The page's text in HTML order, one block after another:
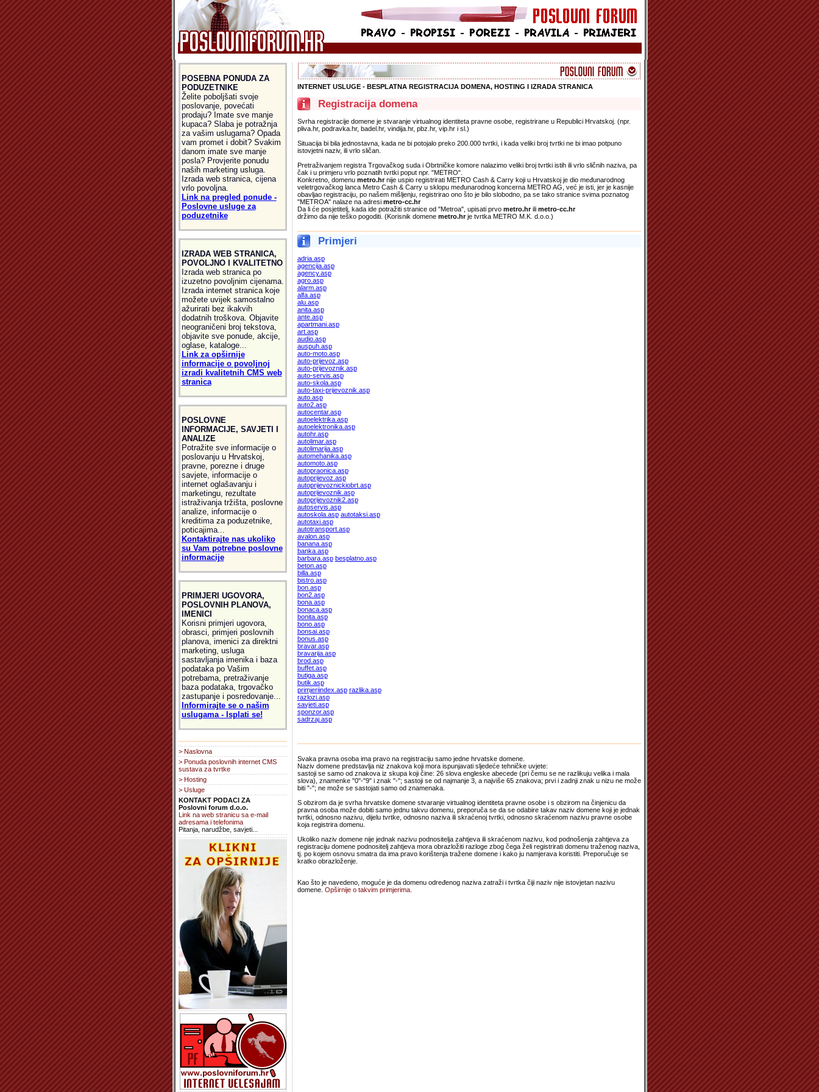
POSEBNA PONUDA ZA
PODUZETNIKE
Želite poboljšati svoje
poslovanje, povećati
prodaju? Imate sve manje
kupaca? Slaba je potražnja
za vašim uslugama? Opada
vam promet i dobit? Svakim
danom imate sve manje
posla? Provjerite ponudu
naših marketing usluga.
Izrada web stranica, cijena
vrlo povoljna.
Link na pregled ponude -
Poslovne usluge za
poduzetnike
IZRADA WEB STRANICA,
POVOLJNO I KVALITETNO
Izrada web stranica po
izuzetno povoljnim cijenama.
Izrada internet stranica koje
možete uvijek samostalno
ažurirati bez ikakvih
dodatnih troškova. Objavite
neograničeni broj tekstova,
objavite sve ponude, akcije,
oglase, kataloge...
Link za opširnije
informacije o povoljnoj
izradi kvalitetnih CMS web
stranica
POSLOVNE
INFORMACIJE, SAVJETI I
ANALIZE
Potražite sve informacije o
poslovanju u Hrvatskoj,
pravne, porezne i druge
savjete, informacije o
internet oglašavanju i
marketingu, rezultate
istraživanja tržišta, poslovne
analize, informacije o
kreditima za poduzetnike,
poticajima...
Kontaktirajte nas ukoliko
su Vam potrebne poslovne
informacije
PRIMJERI UGOVORA,
POSLOVNIH PLANOVA,
IMENICI
Korisni primjeri ugovora,
obrasci, primjeri poslovnih
planova, imenici za direktni
marketing, usluga
sastavljanja imenika i baza
podataka po Vašim
potrebama, pretraživanje
baza podataka, trgovačko
zastupanje i posredovanje...
Informirajte se o našim
uslugama - Isplati se!
> Naslovna
> Ponuda poslovnih internet CMS
sustava za tvrtke
> Hosting
> Usluge
KONTAKT PODACI ZA
Poslovni forum d.o.o.
Link na web stranicu sa e-mail
adresama i telefonima
Pitanja, narudžbe, savjeti...
INTERNET USLUGE - BESPLATNA REGISTRACIJA DOMENA, HOSTING I IZRADA STRANICA
Registracija domena
Svrha registracije domene je stvaranje virtualnog identiteta pravne osobe, registrirane u Republici Hrvatskoj. (npr.
pliva.hr, podravka.hr, badel.hr, vindija.hr, pbz.hr, vip.hr i sl.)
Situacija bi bila jednostavna, kada ne bi potojalo preko 200.000 tvrtki, i kada veliki broj tvrtki ne bi imao potpuno
istovjetni naziv, ili vrlo sličan.
Pretraživanjem registra Trgovačkog suda i Obrtničke komore nalazimo veliki broj tvrtki istih ili vrlo sličnih naziva, pa
čak i u primjeru vrlo poznatih tvrtki poput npr. "METRO".
Konkretno, domenu metro.hrnije uspio registrirati METRO Cash & Carry koji u Hrvatskoj je dio međunarodnog
veletrgovačkog lanca Metro Cash & Carry u sklopu međunarodnog koncerna METRO AG, već je isti, jer je kasnije
obavljao registraciju, po našem mišljenju, registrirao ono što je bilo slobodno, pa se tako stranice svima poznatog
"METROA" nalaze na adresi metro-cc.hr
Da li će posjetitelj, kada ide potražiti stranice od "Metroa", upisati prvo metro.hrili metro-cc.hr
držimo da nije teško pogoditi. (Korisnik domene metro.hrje tvrtka METRO M.K. d.o.o.)
Primjeri
adria.asp
agencija.asp
agency.asp
agro.asp
alarm.asp
alfa.asp
alu.asp
anita.asp
ante.asp
apartmani.asp
art.asp
audio.asp
auspuh.asp
auto-moto.asp
auto-prijevoz.asp
auto-prijevoznik.asp
auto-servis.asp
auto-skola.asp
auto-taxi-prijevoznik.asp
auto.asp
auto2.asp
autocentar.asp
autoelektrika.asp
autoelektronika.asp
autohr.asp
autolimar.asp
autolimarija.asp
automehanika.asp
automoto.asp
autopraonica.asp
autoprijevoz.asp
autoprijevoznickiobrt.asp
autoprijevoznik.asp
autoprijevoznik2.asp
autoservis.asp
autoskola.asp autotaksi.asp
autotaxi.asp
autotransport.asp
avalon.asp
banana.asp
banka.asp
barbara.asp besplatno.asp
beton.asp
billa.asp
bistro.asp
bon.asp
bon2.asp
bona.asp
bonaca.asp
bonita.asp
bono.asp
bonsai.asp
bonus.asp
bravar.asp
bravarija.asp
brod.asp
buffet.asp
butiga.asp
butik.asp
primjeriindex.asp razlika.asp
razlozi.asp
savjeti.asp
sponzor.asp
sadrzaj.asp
Svaka pravna osoba ima pravo na registraciju samo jedne hrvatske domene.
Naziv domene predstavlja niz znakova koji mora ispunjavati sljedeće tehničke uvjete:
sastoji se samo od znakova iz skupa koji čine: 26 slova engleske abecede (pri čemu se ne razlikuju velika i mala
slova), znamenke "0"-"9" i znak "-"; sastoji se od najmanje 3, a najviše 65 znakova; prvi i zadnji znak u nizu ne može
biti "-"; ne može se sastojati samo od znamenaka.
S obzirom da je svrha hrvatske domene stvaranje virtualnog identiteta pravne osobe i s obzirom na činjenicu da
pravna osoba može dobiti samo jednu takvu domenu, preporuča se da se odabire takav naziv domene koji je jednak
tvrtki, odnosno nazivu, dijelu tvrtke, odnosno naziva ili skraćenoj tvrtki, odnosno skraćenom nazivu pravne osobe
koja registrira domenu.
Ukoliko naziv domene nije jednak nazivu podnositelja zahtjeva ili skraćenom nazivu, kod podnošenja zahtjeva za
registraciju domene podnositelj zahtjeva mora obrazložiti razloge zbog čega želi registrirati domenu traženog naziva,
tj. po kojem osnovu smatra da ima pravo korištenja tražene domene i kako ju namjerava koristiti. Preporučuje se
kratko obrazloženje.
Kao što je navedeno, moguće je da domenu određenog naziva zatraži i tvrtka čiji naziv nije istovjetan nazivu
domene. Opširnije o takvim primjerima.